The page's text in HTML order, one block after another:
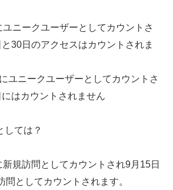
ニークユーザーとしてカウントさ
30日のアクセスはカウントされま
ユニークユーザーとしてカウントさ
はカウントされません
しては？
規訪問としてカウントされ9月15日
問としてカウントされます。